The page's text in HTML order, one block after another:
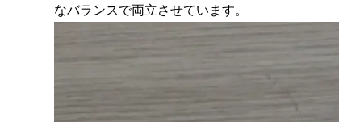
なバランスで両立させています。